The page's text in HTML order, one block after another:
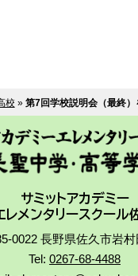
校» 第7回学校説明会（最終）
サミットアカデミー
レメンタリースクール
0022 長野県佐久市岩村
Tel: 0267-68-4488